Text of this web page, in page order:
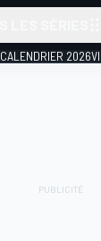
CALENDRIER 2026